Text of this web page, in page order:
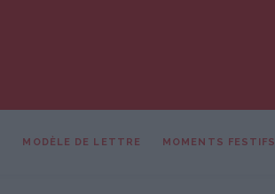
MODÈLE DE LETTRE MOMENTS FESTIFS